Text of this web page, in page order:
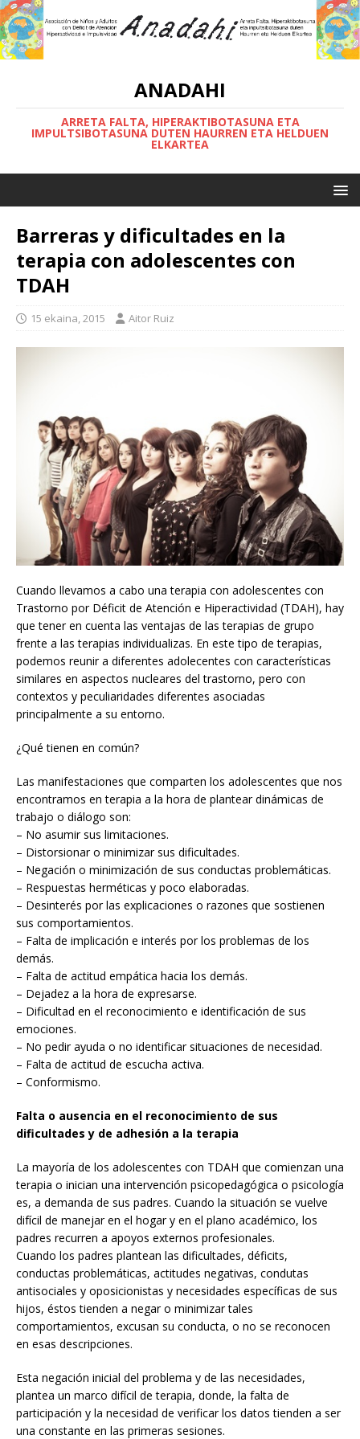
ANADAHI
ARRETA FALTA, HIPERAKTIBOTASUNA ETA
IMPULTSIBOTASUNA DUTEN HAURREN ETA HELDUEN
ELKARTEA
Barreras y dificultades en la
terapia con adolescentes con
TDAH
15 ekaina, 2015 Aitor Ruiz
Cuando llevamos a cabo una terapia con adolescentes con
Trastorno por Déficit de Atención e Hiperactividad (TDAH), hay
que tener en cuenta las ventajas de las terapias de grupo
frente a las terapias individualizas. En este tipo de terapias,
podemos reunir a diferentes adolecentes con características
similares en aspectos nucleares del trastorno, pero con
contextos y peculiaridades diferentes asociadas
principalmente a su entorno.
¿Qué tienen en común?
Las manifestaciones que comparten los adolescentes que nos
encontramos en terapia a la hora de plantear dinámicas de
trabajo o diálogo son:
– No asumir sus limitaciones.
– Distorsionar o minimizar sus dificultades.
– Negación o minimización de sus conductas problemáticas.
– Respuestas herméticas y poco elaboradas.
– Desinterés por las explicaciones o razones que sostienen
sus comportamientos.
– Falta de implicación e interés por los problemas de los
demás.
– Falta de actitud empática hacia los demás.
– Dejadez a la hora de expresarse.
– Dificultad en el reconocimiento e identificación de sus
emociones.
– No pedir ayuda o no identificar situaciones de necesidad.
– Falta de actitud de escucha activa.
– Conformismo.
Falta o ausencia en el reconocimiento de sus
dificultades y de adhesión a la terapia
La mayoría de los adolescentes con TDAH que comienzan una
terapia o inician una intervención psicopedagógica o psicología
es, a demanda de sus padres. Cuando la situación se vuelve
difícil de manejar en el hogar y en el plano académico, los
padres recurren a apoyos externos profesionales.
Cuando los padres plantean las dificultades, déficits,
conductas problemáticas, actitudes negativas, condutas
antisociales y oposicionistas y necesidades específicas de sus
hijos, éstos tienden a negar o minimizar tales
comportamientos, excusan su conducta, o no se reconocen
en esas descripciones.
Esta negación inicial del problema y de las necesidades,
plantea un marco difícil de terapia, donde, la falta de
participación y la necesidad de verificar los datos tienden a ser
una constante en las primeras sesiones.